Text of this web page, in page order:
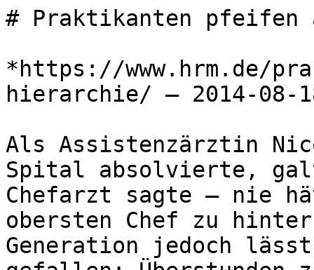
# Praktikanten pfeifen
*https://www.hrm.de/
hierarchie/ — 2014-08-
Als Assistenzärztin
Spital absolvierte,
Chefarzt sagte – nie
obersten Chef zu
Generation jedoch